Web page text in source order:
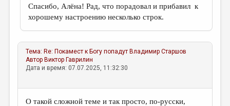
Спасибо, Алёна! Рад, что порадовал и прибавил к
хорошему настроению несколько строк.
Тема: Re: Покамест к Богу попадут Владимир Старшов
Автор Виктор Гаврилин
Дата и время: 07.07.2025, 11:32:30
О такой сложной теме и так просто, по-русски,